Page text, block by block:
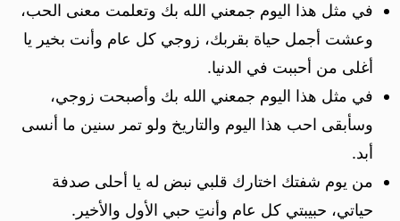
في مثل هذا اليوم جمعني الله بك وتعلمت معنى الحب،
وعشت أجمل حياة بقربك، زوجي كل عام وأنت بخير يا
أغلى من أحببت في الدنيا.
في مثل هذا اليوم جمعني الله بك وأصبحت زوجي،
وسأبقى احب هذا اليوم والتاريخ ولو تمر سنين ما أنسى
أبد.
من يوم شفتك اختارك قلبي نبض له يا أحلى صدفة
حياتي، حبيبتي كل عام وأنتِ حبي الأول والأخير.